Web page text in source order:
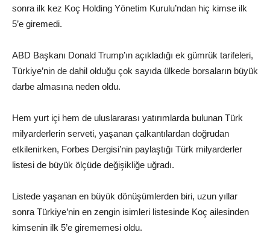
sonra ilk kez Koç Holding Yönetim Kurulu’ndan hiç kimse ilk
5’e giremedi.
ABD Başkanı Donald Trump’ın açıkladığı ek gümrük tarifeleri,
Türkiye’nin de dahil olduğu çok sayıda ülkede borsaların büyük
darbe almasına neden oldu.
Hem yurt içi hem de uluslararası yatırımlarda bulunan Türk
milyarderlerin serveti, yaşanan çalkantılardan doğrudan
etkilenirken, Forbes Dergisi’nin paylaştığı Türk milyarderler
listesi de büyük ölçüde değişikliğe uğradı.
Listede yaşanan en büyük dönüşümlerden biri, uzun yıllar
sonra Türkiye’nin en zengin isimleri listesinde Koç ailesinden
kimsenin ilk 5’e girememesi oldu.